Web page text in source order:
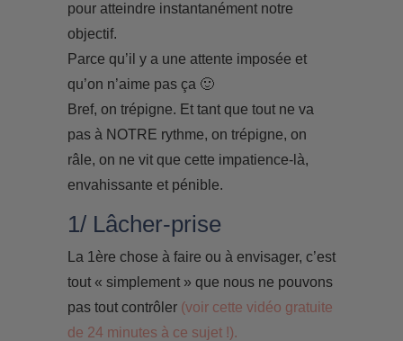
pour atteindre instantanément notre
objectif.
Parce qu’il y a une attente imposée et
qu’on n’aime pas ça 🙂
Bref, on trépigne. Et tant que tout ne va
pas à NOTRE rythme, on trépigne, on
râle, on ne vit que cette impatience-là,
envahissante et pénible.
1/ Lâcher-prise
La 1ère chose à faire ou à envisager, c’est
tout « simplement » que nous ne pouvons
pas tout contrôler (voir cette vidéo gratuite
de 24 minutes à ce sujet !).